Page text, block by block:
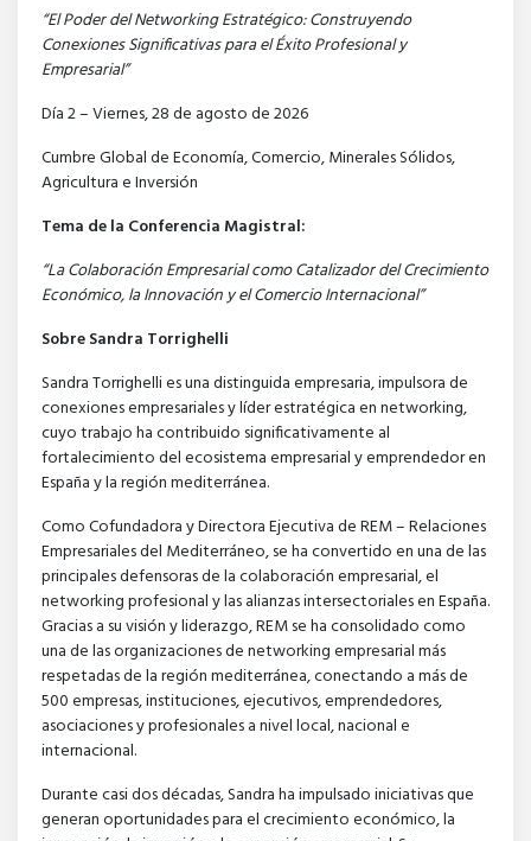
“El Poder del Networking Estratégico: Construyendo
Conexiones Significativas para el Éxito Profesional y
Empresarial”
Día 2 – Viernes, 28 de agosto de 2026
Cumbre Global de Economía, Comercio, Minerales Sólidos,
Agricultura e Inversión
Tema de la Conferencia Magistral:
“La Colaboración Empresarial como Catalizador del Crecimiento
Económico, la Innovación y el Comercio Internacional”
Sobre Sandra Torrighelli
Sandra Torrighelli es una distinguida empresaria, impulsora de
conexiones empresariales y líder estratégica en networking,
cuyo trabajo ha contribuido significativamente al
fortalecimiento del ecosistema empresarial y emprendedor en
España y la región mediterránea.
Como Cofundadora y Directora Ejecutiva de REM – Relaciones
Empresariales del Mediterráneo, se ha convertido en una de las
principales defensoras de la colaboración empresarial, el
networking profesional y las alianzas intersectoriales en España.
Gracias a su visión y liderazgo, REM se ha consolidado como
una de las organizaciones de networking empresarial más
respetadas de la región mediterránea, conectando a más de
500 empresas, instituciones, ejecutivos, emprendedores,
asociaciones y profesionales a nivel local, nacional e
internacional.
Durante casi dos décadas, Sandra ha impulsado iniciativas que
generan oportunidades para el crecimiento económico, la